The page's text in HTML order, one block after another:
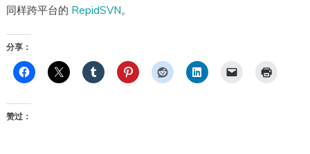
同样跨平台的 RepidSVN。
分享：
赞过：